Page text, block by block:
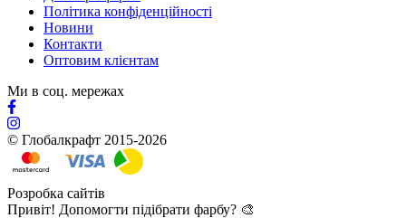
Політика конфіденційності
Новини
Контакти
Оптовим клієнтам
Ми в соц. мережах
© Глобалкрафт 2015-2026
Розробка сайтів
Привіт! Допомогти підібрати фарбу? 🎨